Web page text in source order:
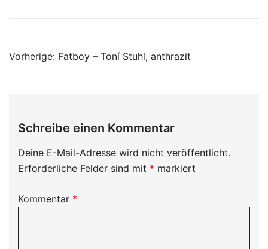
Beitragsnavigation
Vorherige: Fatboy – Toní Stuhl, anthrazit
Schreibe einen Kommentar
Deine E-Mail-Adresse wird nicht veröffentlicht.
Erforderliche Felder sind mit * markiert
Kommentar *